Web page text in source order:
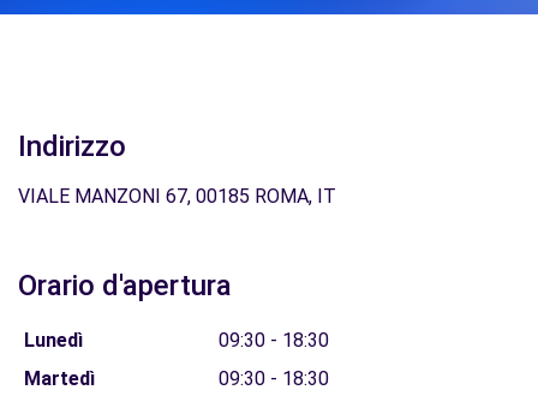
Indirizzo
VIALE MANZONI 67, 00185 ROMA, IT
Orario d'apertura
Lunedì
09:30 - 18:30
Martedì
09:30 - 18:30